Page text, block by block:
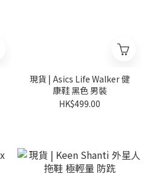
現貨 | Asics Life Walker 健
康鞋 黑色 男裝
HK$499.00